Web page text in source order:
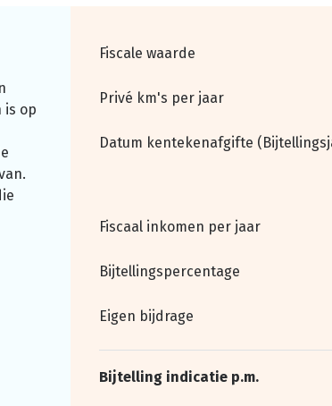
is op
Fiscale waarde
Privé km's per jaar
Datum kentekenafgifte
Fiscaal inkomen per jaar
Bijtellingspercentage
Eigen bijdrage
Bijtelling indicatie p.m.